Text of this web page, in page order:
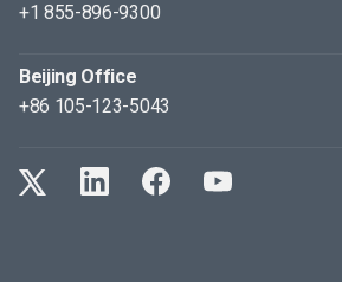
+1 855-896-9300
Beijing Office
+86 105-123-5043